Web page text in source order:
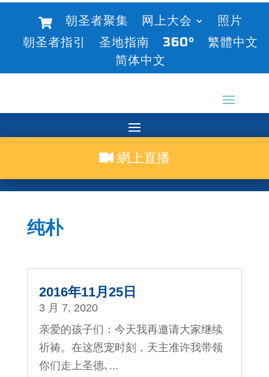
朝圣者聚集 网上大会
照片
朝圣者指引
圣地指南 360°
繁體中文
简体中文
網上直播
纯朴
2016年11月25日
3 月 7, 2020
亲爱的孩子们：今天我再邀请大家继续
祈祷。在这恩宠时刻，天主准许我带领
你们走上圣德､...